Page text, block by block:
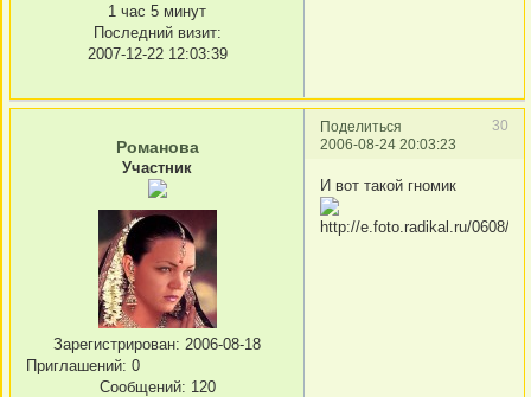
1 час 5 минут
Последний визит:
2007-12-22 12:03:39
Поделиться
30
2006-08-24 20:03:23
Романова
Участник
Зарегистрирован: 2006-08-18
Приглашений: 0
Сообщений: 120
И вот такой гномик